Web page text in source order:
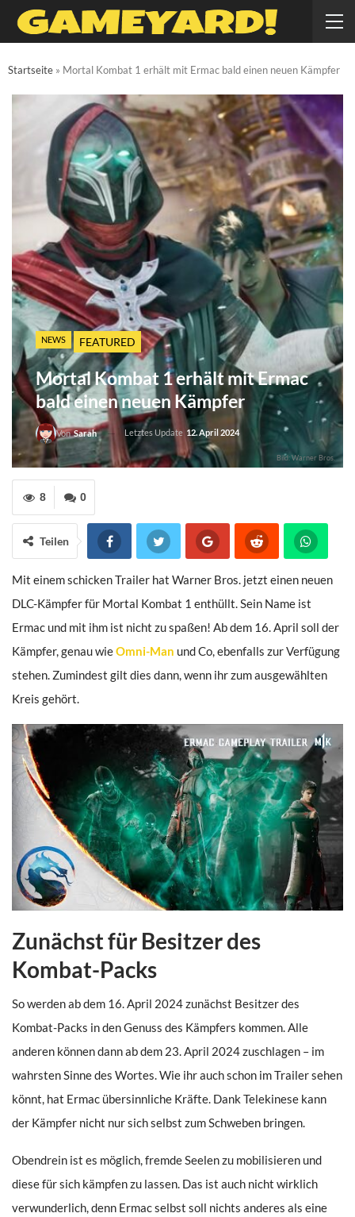
Startseite » Mortal Kombat 1 erhält mit Ermac bald einen neuen Kämpfer
NEWS FEATURED
Mortal Kombat 1 erhält mit Ermac
bald einen neuen Kämpfer
VonSarah Letztes Update 12. April 2024
Bild: Warner Bros.
0
8
Teilen
Mit einem schicken Trailer hat Warner Bros. jetzt einen neuen
DLC-Kämpfer für Mortal Kombat 1 enthüllt. Sein Name ist
Ermac und mit ihm ist nicht zu spaßen! Ab dem 16. April soll der
Kämpfer, genau wieOmni-Man und Co, ebenfalls zur Verfügung
stehen. Zumindest gilt dies dann, wenn ihr zum ausgewählten
Kreis gehört.
Zunächst für Besitzer des
Kombat-Packs
So werden ab dem 16. April 2024 zunächst Besitzer des
Kombat-Packs in den Genuss des Kämpfers kommen. Alle
anderen können dann ab dem 23. April 2024 zuschlagen – im
wahrsten Sinne des Wortes. Wie ihr auch schon im Trailer sehen
könnt, hat Ermac übersinnliche Kräfte. Dank Telekinese kann
der Kämpfer nicht nur sich selbst zum Schweben bringen.
Obendrein ist es möglich, fremde Seelen zu mobilisieren und
diese für sich kämpfen zu lassen. Das ist auch nicht wirklich
verwunderlich, denn Ermac selbst soll nichts anderes als eine